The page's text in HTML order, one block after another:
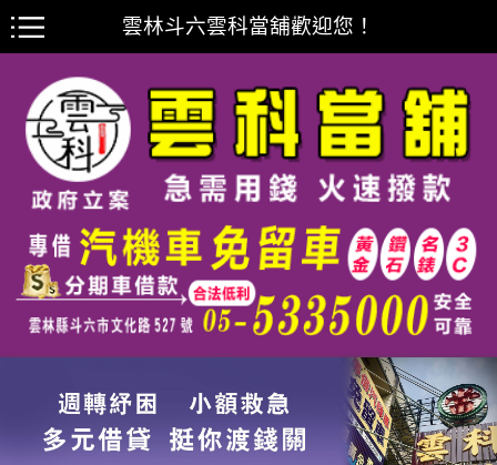
雲林斗六雲科當舖歡迎您！